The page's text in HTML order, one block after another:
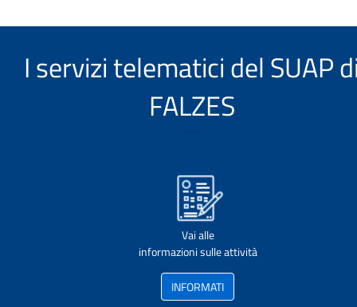
I servizi telematici del SUAP
FALZES
Vai alle
informazioni sulle attività
INFORMATI